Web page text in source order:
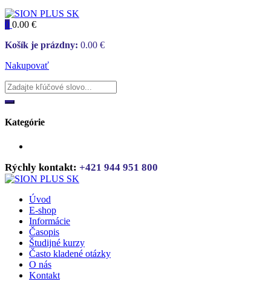
0 0.00 €
Košík je prázdny: 0.00 €
Nakupovať
Kategórie
Rýchly kontakt: +421 944 951 800
Úvod
E-shop
Informácie
Časopis
Študijné kurzy
Často kladené otázky
O nás
Kontakt